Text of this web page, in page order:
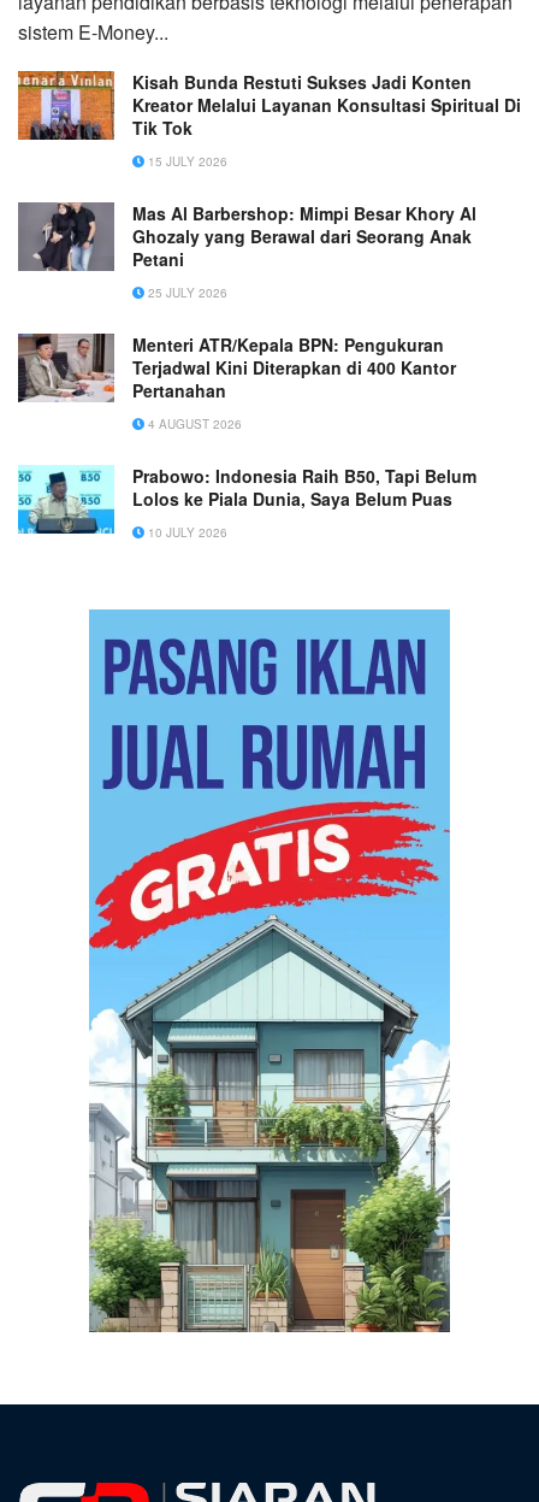
sistem E-Money...
Kisah Bunda Restuti Sukses Jadi Konten
Kreator Melalui Layanan Konsultasi Spiritual Di
Tik Tok
15 JULY 2026
Mas Al Barbershop: Mimpi Besar Khory Al
Ghozaly yang Berawal dari Seorang Anak
Petani
25 JULY 2026
Menteri ATR/Kepala BPN: Pengukuran
Terjadwal Kini Diterapkan di 400 Kantor
Pertanahan
4 AUGUST 2026
Prabowo: Indonesia Raih B50, Tapi Belum
Lolos ke Piala Dunia, Saya Belum Puas
10 JULY 2026